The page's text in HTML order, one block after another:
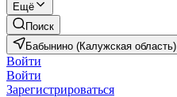
Ещё
Поиск
Бабынино (Калужская область)
Войти
Войти
Зарегистрироваться